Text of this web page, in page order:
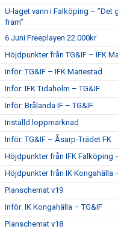
U-laget vann i Falköping – ”Det
fram”
6 Juni Freeplayen 22.000kr
Höjdpunkter från TG&IF – IFK
Inför: TG&IF – IFK Mariestad
Inför: IFK Tidaholm – TG&IF
Inför: Brålanda IF – TG&IF
Inställd loppmarknad
Inför: TG&IF – Åsarp-Trädet FK
Höjdpunkter från IFK Falköping
Höjdpunkter från IK Kongahälla
Planschemat v19
Inför: IK Kongahälla – TG&IF
Planschemat v18